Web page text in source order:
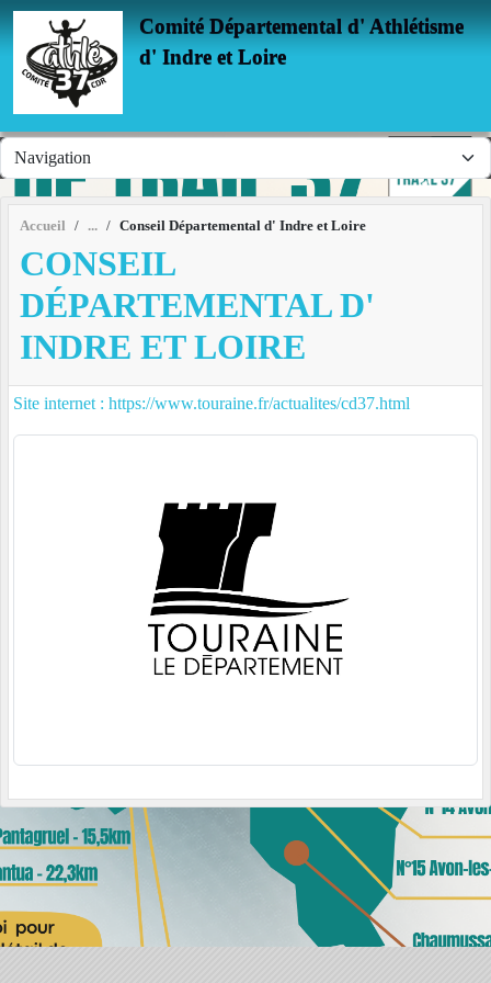
Comité Départemental d' Athlétisme
d' Indre et Loire
Accueil Conseil Départemental d' Indre et Loire
CONSEIL
DÉPARTEMENTAL D'
INDRE ET LOIRE
Site internet : https://www.touraine.fr/actualites/cd37.html
Panneau de gestion des cookies